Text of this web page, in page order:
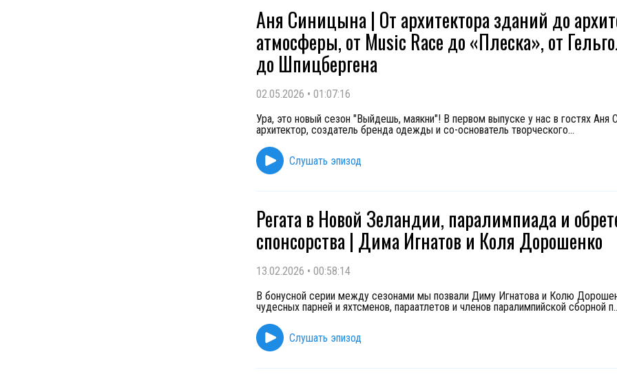
Аня Синицына | От архитектора зданий до
атмосферы, от Music Race до «Плеска», от
до Шпицбергена
02.05.2026 • 01:07:16
Ура, это новый сезон "Выйдешь, маякни"! В первом выпуске у нас в гостях Аня
архитектор, создатель бренда одежды и со-основатель творческого...
Слушать эпизод
Регата в Новой Зеландии, паралимпиада и
спонсорства | Дима Игнатов и Коля Дорошенко
13.02.2026 • 00:58:14
В бонусной серии между сезонами мы позвали Диму Игнатова и Колю
чудесных парней и яхтсменов, параатлетов и членов паралимпийской сборной п
Слушать эпизод